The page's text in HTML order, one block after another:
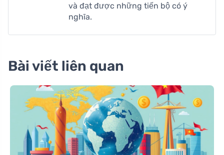
và đạt được những tiến bộ có ý
nghĩa.
Bài viết liên quan